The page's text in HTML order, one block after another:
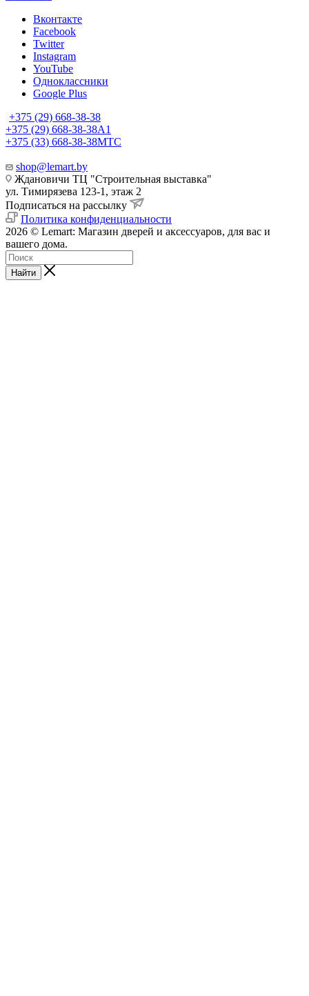
Вконтакте
Facebook
Twitter
Instagram
YouTube
Одноклассники
Google Plus
+375 (29) 668-38-38
+375 (29) 668-38-38A1
+375 (33) 668-38-38МТС
shop@lemart.by
Ждановичи ТЦ "Строительная выставка"
ул. Тимирязева 123-1, этаж 2
Подписаться на рассылку
Политика конфиденциальности
2026 © Lemart: Магазин дверей и аксессуаров, для вас и
вашего дома.
Найти